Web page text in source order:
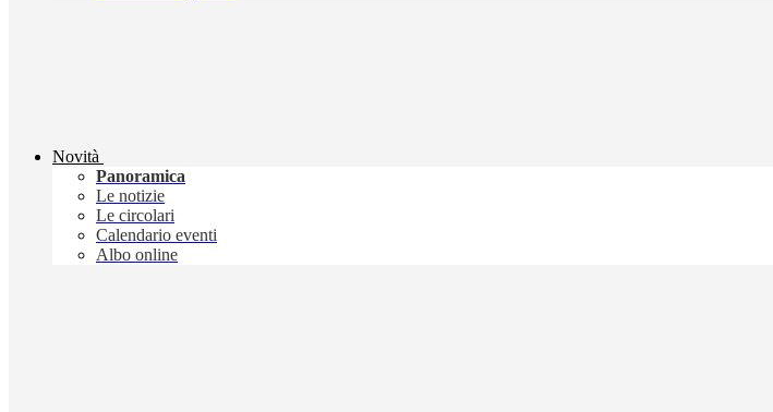
Novità
Panoramica
Le notizie
Le circolari
Calendario eventi
Albo online